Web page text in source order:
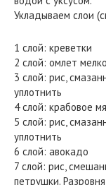
Укладываем слои
1 слой: креветки
2 слой: омлет
3 слой: рис,
уплотнить
4 слой: крабовое
5 слой: рис,
уплотнить
6 слой: авокадо
7 слой: рис,
петрушки.